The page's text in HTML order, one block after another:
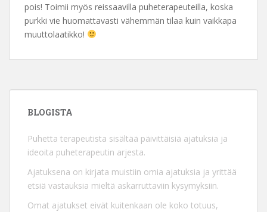
pois! Toimii myös reissaavilla puheterapeuteilla, koska
purkki vie huomattavasti vähemmän tilaa kuin vaikkapa
muuttolaatikko!
BLOGISTA
Puhetta terapeutista sisältää päivittäisiä ajatuksia ja
ideoita puheterapeutin arjesta.
Ajatuksena on kirjata muistiin omia ajatuksia ja yrittää
etsiä vastauksia mieltä askarruttaviin kysymyksiin.
Omat ajatukset eivät kuitenkaan ole koko totuus,